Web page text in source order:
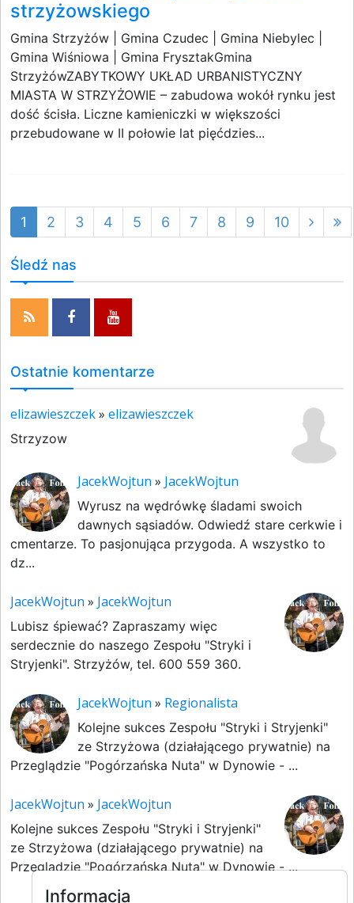
strzyżowskiego
Gmina Strzyżów | Gmina Czudec | Gmina Niebylec |
Gmina Wiśniowa | Gmina FrysztakGmina
StrzyżówZABYTKOWY UKŁAD URBANISTYCZNY
MIASTA W STRZYŻOWIE – zabudowa wokół rynku jest
dość ścisła. Liczne kamieniczki w większości
przebudowane w II połowie lat pięćdzies...
1 2 3 4 5 6 7 8 9 10
Śledź nas
Ostatnie komentarze
elizawieszczek» elizawieszczek
Strzyzow
JacekWojtun » JacekWojtun
Wyrusz na wędrówkę śladami swoich
dawnych sąsiadów. Odwiedź stare cerkwie i
cmentarze. To pasjonująca przygoda. A wszystko to
dz...
JacekWojtun » JacekWojtun
Lubisz śpiewać? Zapraszamy więc
serdecznie do naszego Zespołu "Stryki i
Stryjenki". Strzyżów, tel. 600 559 360.
JacekWojtun » Regionalista
Kolejne sukces Zespołu "Stryki i Stryjenki"
ze Strzyżowa (działającego prywatnie) na
Przeglądzie "Pogórzańska Nuta" w Dynowie - ...
JacekWojtun » JacekWojtun
Kolejne sukces Zespołu "Stryki i Stryjenki"
ze Strzyżowa (działającego prywatnie) na
Przeglądzie "Pogórzańska Nuta" w Dynowie - ...
Informacja